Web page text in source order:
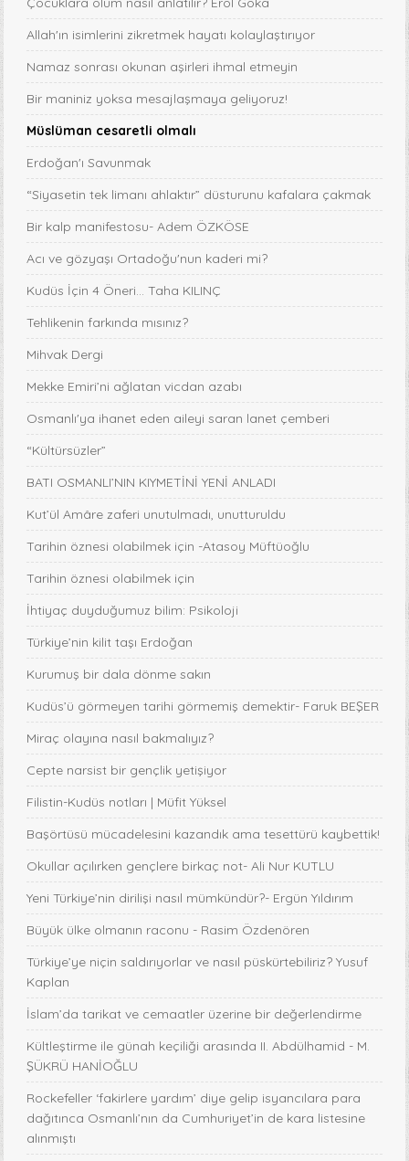
Allah'ın isimlerini zikretmek hayatı kolaylaştırıyor
Namaz sonrası okunan aşirleri ihmal etmeyin
Bir maniniz yoksa mesajlaşmaya geliyoruz!
Müslüman cesaretli olmalı
Erdoğan'ı Savunmak
“Siyasetin tek limanı ahlaktır” düsturunu kafalara çakmak
Bir kalp manifestosu- Adem ÖZKÖSE
Acı ve gözyaşı Ortadoğu'nun kaderi mi?
Kudüs İçin 4 Öneri... Taha KILINÇ
Tehlikenin farkında mısınız?
Mihvak Dergi
Mekke Emiri’ni ağlatan vicdan azabı
Osmanlı'ya ihanet eden aileyi saran lanet çemberi
“Kültürsüzler”
BATI OSMANLI’NIN KIYMETİNİ YENİ ANLADI
Kut’ül Amâre zaferi unutulmadı, unutturuldu
Tarihin öznesi olabilmek için -Atasoy Müftüoğlu
Tarihin öznesi olabilmek için
İhtiyaç duyduğumuz bilim: Psikoloji
Türkiye’nin kilit taşı Erdoğan
Kurumuş bir dala dönme sakın
Kudüs’ü görmeyen tarihi görmemiş demektir- Faruk BEŞER
Miraç olayına nasıl bakmalıyız?
Cepte narsist bir gençlik yetişiyor
Filistin-Kudüs notları | Müfit Yüksel
Başörtüsü mücadelesini kazandık ama tesettürü kaybettik!
Okullar açılırken gençlere birkaç not- Ali Nur KUTLU
Yeni Türkiye’nin dirilişi nasıl mümkündür?- Ergün Yıldırım
Büyük ülke olmanın raconu - Rasim Özdenören
Türkiye’ye niçin saldırıyorlar ve nasıl püskürtebiliriz? Yusuf
Kaplan
İslam’da tarikat ve cemaatler üzerine bir değerlendirme
Kültleştirme ile günah keçiliği arasında II. Abdülhamid - M.
ŞÜKRÜ HANİOĞLU
Rockefeller ‘fakirlere yardım’ diye gelip isyancılara para
dağıtınca Osmanlı’nın da Cumhuriyet’in de kara listesine
alınmıştı